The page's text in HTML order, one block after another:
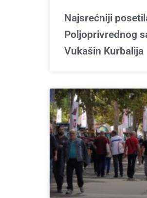
Najsrećniji
Poljoprivrednog
Vukašin Kurbalija